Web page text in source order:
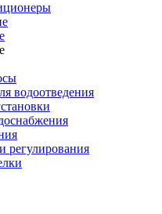
водоотведения
регулирования